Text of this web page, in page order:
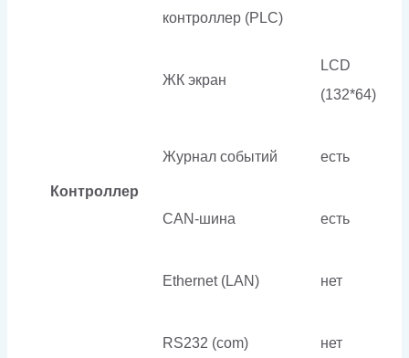
Контроллер
контроллер (PLC)
ЖК экран
LCD
(132*64)
Журнал событий есть
CAN-шина есть
Ethernet (LAN) нет
RS232 (com) нет